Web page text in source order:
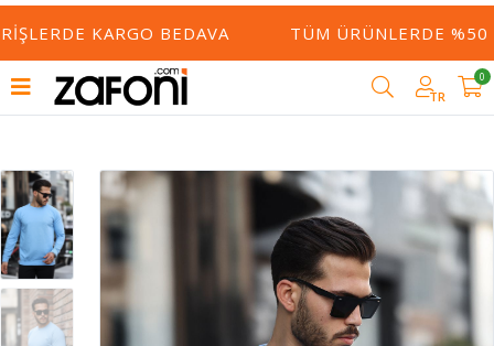
KARGO BEDAVA TÜM ÜRÜNLERDE %50
TR
0